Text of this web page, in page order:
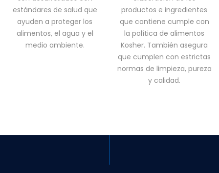
estándares de salud que
ayuden a proteger los
alimentos, el agua y el
medio ambiente.
productos e ingredientes
que contiene cumple con
la política de alimentos
Kosher. También asegura
que cumplen con estrictas
normas de limpieza, pureza
y calidad.